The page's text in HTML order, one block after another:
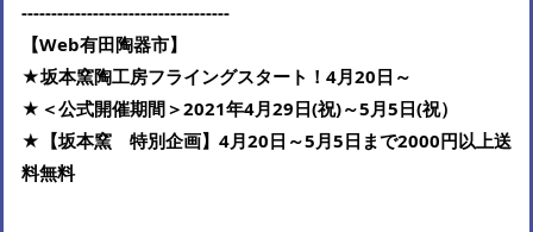
-----------------------------------
【Web有田陶器市】
★坂本窯陶工房フライングスタート！4月20日～
★＜公式開催期間＞2021年4月29日(祝)～5月5日(祝）
★【坂本窯　特別企画】4月20日～5月5日まで2000円以上送
料無料